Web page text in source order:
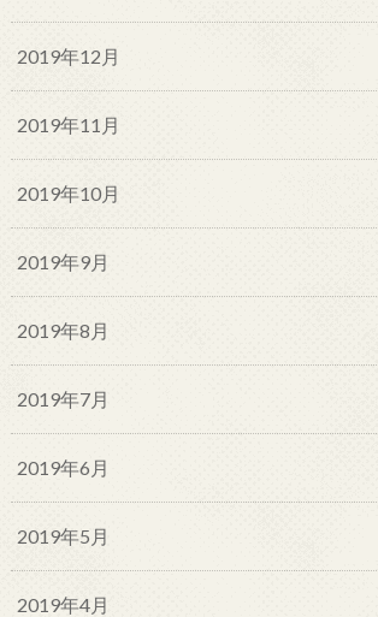
2019年12月
2019年11月
2019年10月
2019年9月
2019年8月
2019年7月
2019年6月
2019年5月
2019年4月